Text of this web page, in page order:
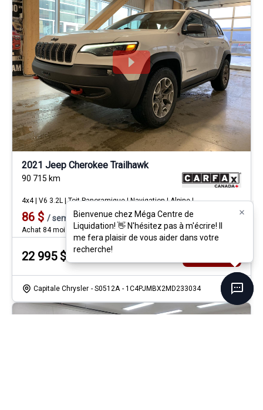
Bienvenue chez Méga Centre de
Liquidation! 👋 N'hésitez pas à m'écrire! Il
me fera plaisir de vous aider dans votre
recherche!
2021 Jeep Cherokee Trailhawk
90 715 km
4x4 | V6 3.2L | Toit Panoramique | Navigation | Alpine |
86 $ /sem
Achat 84 mois
Soyez préqualifié
22 995$
Capitale Chrysler - S0512A - 1C4PJMBX2MD233034
Bienvenue chez Méga Centre de
Liquidation! 👋 N'hésitez pas à m'écrire! Il
me fera plaisir de vous aider dans votre
recherche!